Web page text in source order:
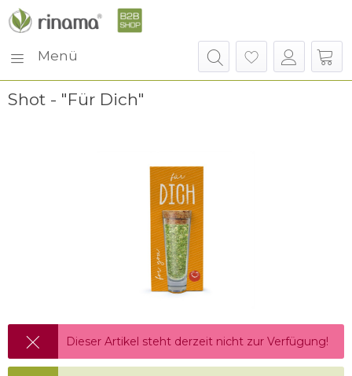
Menü
Shot - "Für Dich"
Dieser Artikel steht derzeit nicht zur Verfügung!